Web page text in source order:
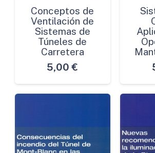
Conceptos de
Ventilación de
Sistemas de
Túneles de
Carretera
5,00 €